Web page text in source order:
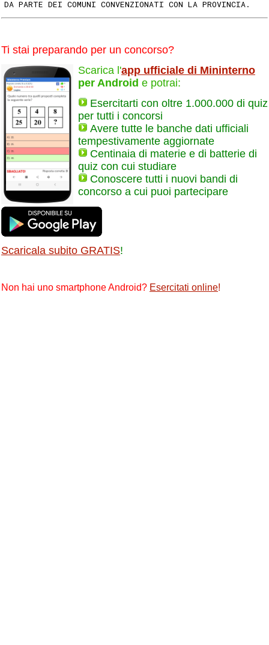
DA PARTE DEI COMUNI CONVENZIONATI CON LA PROVINCIA.
Ti stai preparando per un concorso?
Scarica l'app ufficiale di Mininterno
per Android e potrai:
Esercitarti con oltre 1.000.000 di quiz
per tutti i concorsi
Avere tutte le banche dati ufficiali
tempestivamente aggiornate
Centinaia di materie e di batterie di
quiz con cui studiare
Conoscere tutti i nuovi bandi di
concorso a cui puoi partecipare
Scaricala subito GRATIS!
Non hai uno smartphone Android? Esercitati online!